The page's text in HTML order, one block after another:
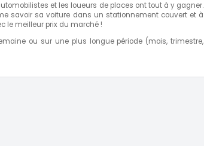
et les loueurs de places ont tout à y gagner.
savoir sa voiture dans un stationnement couvert et à
le meilleur prix du marché !
ou sur une plus longue période (mois, trimestre,